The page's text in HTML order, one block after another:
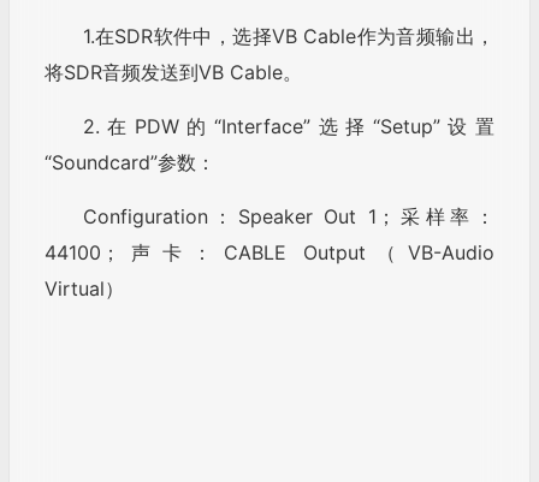
“Soundcard”参数：
44100；声卡：CABLE Output（VB-Audio
Virtual）